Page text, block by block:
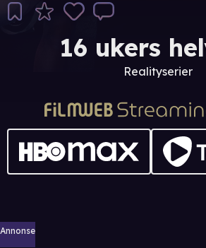
16 ukers
Realityserier
Annonse